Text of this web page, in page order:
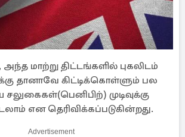
மாற்று திட்டங்களில் புகலிடம்
தானாவே கிட்டிக்கொள்ளும் பல
சலுகைகள்(பெனிபிற்) முடிவுக்கு
என தெரிவிக்கப்படுகின்றது.
Advertisement